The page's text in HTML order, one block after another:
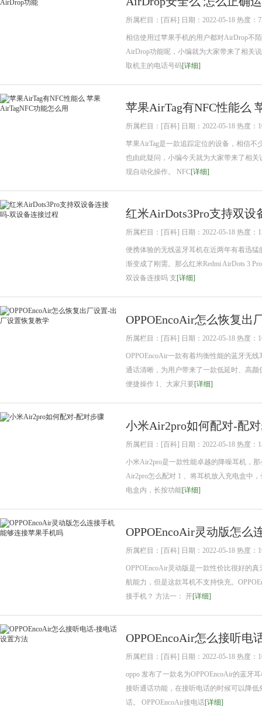
所属栏目：[百科] 日期：2022-05-18 热度：
相信使用过苹果手机的用户都对AirDrop不
AirDrop功能呢，小编就为大家带来了相关
取机主的电话号码[详细]
苹果AirTag有NFC性能么
所属栏目：[百科] 日期：2022-05-18 热度：
苹果AirTag是一款追踪定位的设备，相信不
也由此疑问，小编今天就为大家带来了相
现自动化操作。 NFC[详细]
红米AirDots3Pro支持双
所属栏目：[百科] 日期：2022-05-18 热度：
便携体验的无线蓝牙耳机在近两年有着迅
渐变成了刚需。那么红米Redmi AirDots 3
双设备连接吗 支[详细]
OPPOEncoAir怎么恢复出
所属栏目：[百科] 日期：2022-05-18 热度：
OPPOEncoAir一款有着均衡性能的蓝牙无
通话清晰，为用户带来了一款低延时、高
便捷操作 1、大家只要[详细]
小米Air2pro如何配对-配
所属栏目：[百科] 日期：2022-05-18 热度：
小米Air2pro是一款性能卓越的降噪耳机，
Air2pro怎么配对 1 、将耳机放入充电盒中
电盒内，长按功能[详细]
OPPOEncoAir灵动版怎么
所属栏目：[百科] 日期：2022-05-18 热度：
OPPOEncoAir灵动版是一款性价比很好的
航能力，但是这款耳机不支持快充。
接手机？ 方法一： 开[详细]
OPPOEncoAir怎么接听电
所属栏目：[百科] 日期：2022-05-18 热度：
oppo 发布了一款名为OPPOEncoAir的蓝牙
接听通话功能，在接听电话的时候可以降
话。 OPPOEncoAir接电话[详细]